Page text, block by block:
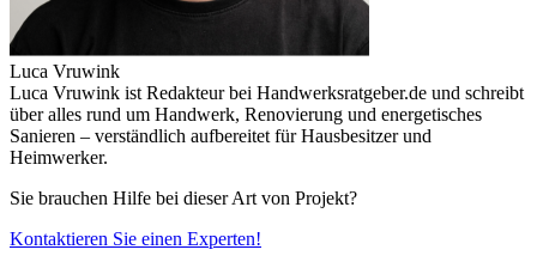
Luca Vruwink
Luca Vruwink ist Redakteur bei Handwerksratgeber.de und schreibt
über alles rund um Handwerk, Renovierung und energetisches
Sanieren – verständlich aufbereitet für Hausbesitzer und
Heimwerker.
Sie brauchen Hilfe bei dieser Art von Projekt?
Kontaktieren Sie einen Experten!